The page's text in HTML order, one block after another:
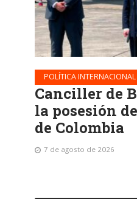
POLÍTICA INTERNACIONAL
Canciller de
la posesión
de Colombia
7 de agosto de 2026